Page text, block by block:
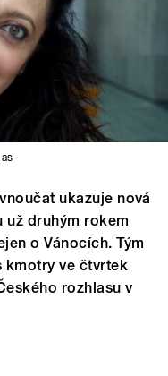
ukazuje nová
už druhým rokem
o Vánocích. Tým
kmotry ve čtvrtek
rozhlasu v